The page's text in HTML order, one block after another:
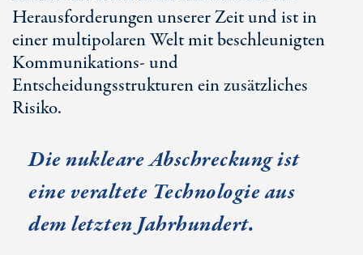
Herausforderungen unserer Zeit und ist in
einer multipolaren Welt mit beschleunigten
Kommunikations- und
Entscheidungsstrukturen ein zusätzliches
Risiko.
Die nukleare Abschreckung ist
eine veraltete Technologie aus
dem letzten Jahrhundert.